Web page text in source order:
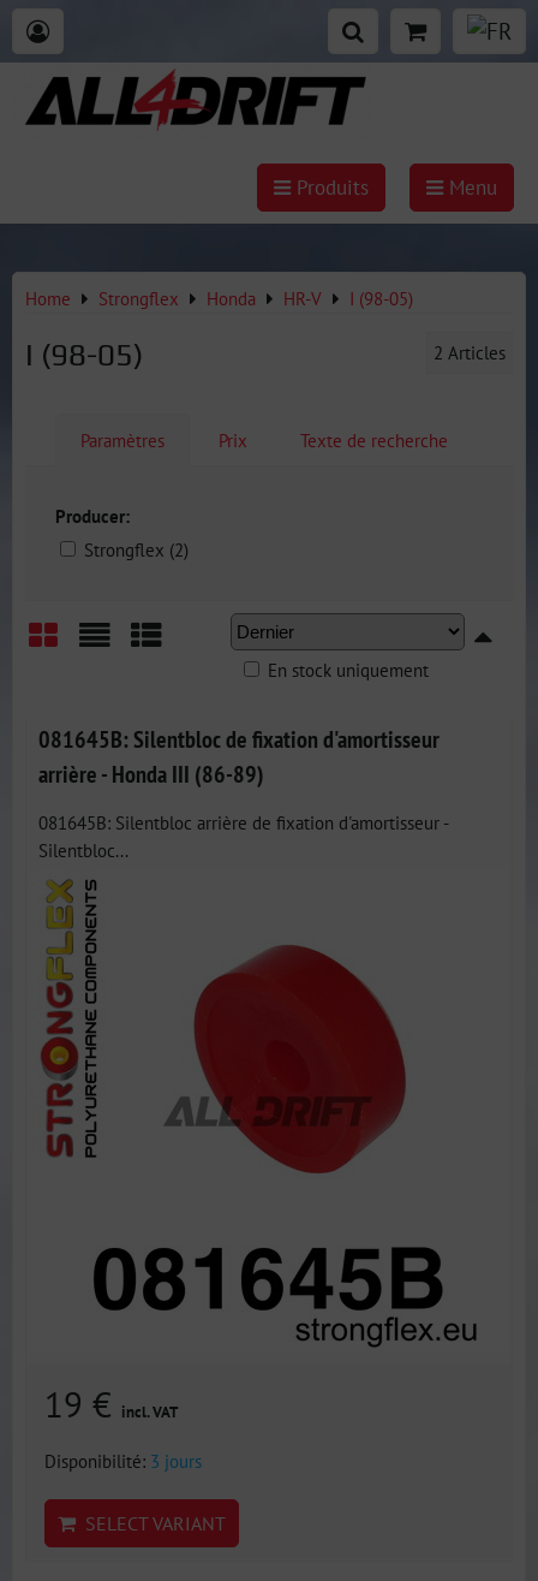
Produits Menu
Home Strongflex Honda HR-V I (98-05)
I (98-05) 2 Articles
Paramètres Prix Texte de recherche
Producer:
Strongflex (2)
En stock uniquement
081645B: Silentbloc de fixation d'amortisseur
arrière - Honda III (86-89)
081645B: Silentbloc arrière de fixation d'amortisseur -
Silentbloc...
19 € incl. VAT
Disponibilité: 3 jours
SELECT VARIANT